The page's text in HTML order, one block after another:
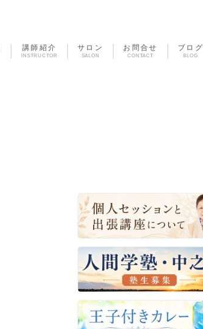
講師紹介
INSTRUCTOR
サロン
SALON
お問合せ
CONTACT
ブログ
BLOG